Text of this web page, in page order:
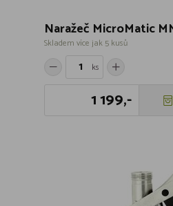
Naražeč MicroMatic
Skladem více jak 5 kusů
ks
1 199,-